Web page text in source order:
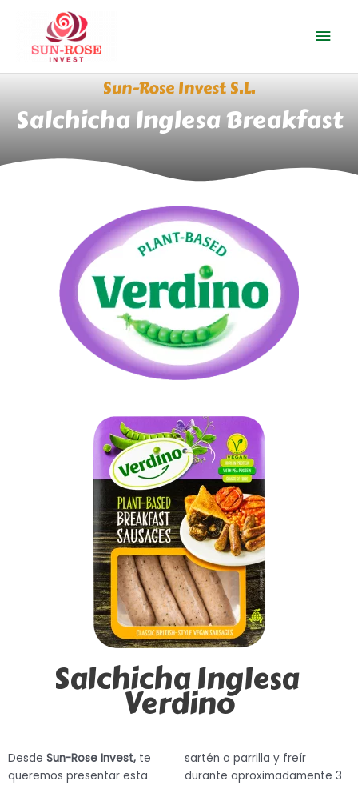
contenido
Sun-Rose Invest S.L.
Salchicha Inglesa Breakfast
Salchicha Inglesa
Verdino
Desde Sun-Rose Invest, te
queremos presentar esta
sartén o parrilla y freír
durante aproximadamente 3